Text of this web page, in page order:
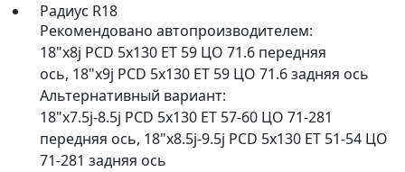
Радиус R18
Рекомендовано автопроизводителем:
18"x8j PCD 5x130 ET 59 ЦО 71.6 передняя
ось, 18"x9j PCD 5x130 ET 59 ЦО 71.6 задняя ось
Альтернативный вариант:
18"x7.5j-8.5j PCD 5x130 ET 57-60 ЦО 71-281
передняя ось, 18"x8.5j-9.5j PCD 5x130 ET 51-54 ЦО
71-281 задняя ось